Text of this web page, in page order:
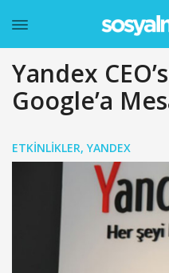
Yandex
Google’a
ETKINLIKLER, YANDEX